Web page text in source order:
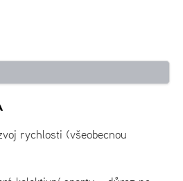
rychlosti (všeobecnou